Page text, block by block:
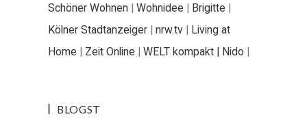
Schöner Wohnen | Wohnidee | Brigitte |
Kölner Stadtanzeiger | nrw.tv | Living at
Home | Zeit Online | WELT kompakt | Nido |
BLOGST